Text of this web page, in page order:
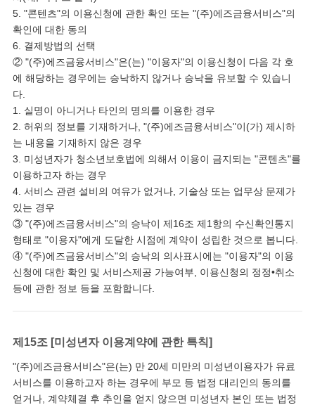
5. "콘텐츠"의 이용신청에 관한 확인 또는 "(주)에즈금융서비스"의
확인에 대한 동의
6. 결제방법의 선택
② "(주)에즈금융서비스"은(는) "이용자"의 이용신청이 다음 각 호
에 해당하는 경우에는 승낙하지 않거나 승낙을 유보할 수 있습니
다.
1. 실명이 아니거나 타인의 명의를 이용한 경우
2. 허위의 정보를 기재하거나, "(주)에즈금융서비스"이(가) 제시하
는 내용을 기재하지 않은 경우
3. 미성년자가 청소년보호법에 의해서 이용이 금지되는 "콘텐츠"를
이용하고자 하는 경우
4. 서비스 관련 설비의 여유가 없거나, 기술상 또는 업무상 문제가
있는 경우
③ "(주)에즈금융서비스"의 승낙이 제16조 제1항의 수신확인통지
형태로 "이용자"에게 도달한 시점에 계약이 성립한 것으로 봅니다.
④ "(주)에즈금융서비스"의 승낙의 의사표시에는 "이용자"의 이용
신청에 대한 확인 및 서비스제공 가능여부, 이용신청의 정정•취소
등에 관한 정보 등을 포함합니다.
제15조 [미성년자 이용계약에 관한 특칙]
"(주)에즈금융서비스"은(는) 만 20세 미만의 미성년이용자가 유료
서비스를 이용하고자 하는 경우에 부모 등 법정 대리인의 동의를
얻거나, 계약체결 후 추인을 얻지 않으면 미성년자 본인 또는 법정